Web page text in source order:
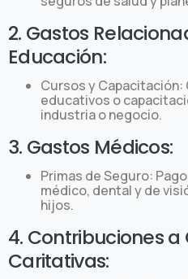
2. Gastos
Educación:
Cursos y
educativos o
industria o negocio.
3. Gastos Médicos:
Primas de Seguro:
médico, dental y de
hijos.
4. Contribuciones
Caritativas: